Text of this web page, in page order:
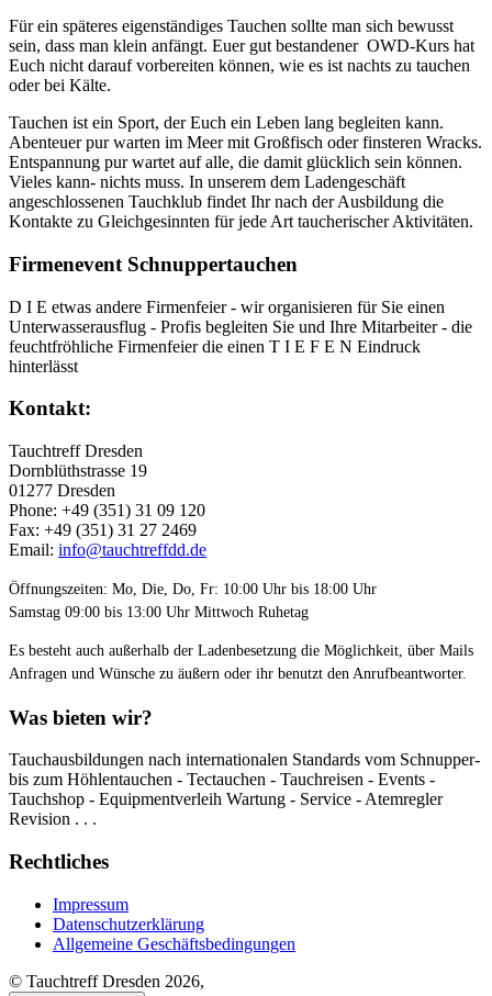
Für ein späteres eigenständiges Tauchen sollte man sich bewusst
sein, dass man klein anfängt. Euer gut bestandener OWD-Kurs hat
Euch nicht darauf vorbereiten können, wie es ist nachts zu tauchen
oder bei Kälte.
Tauchen ist ein Sport, der Euch ein Leben lang begleiten kann.
Abenteuer pur warten im Meer mit Großfisch oder finsteren Wracks.
Entspannung pur wartet auf alle, die damit glücklich sein können.
Vieles kann- nichts muss. In unserem dem Ladengeschäft
angeschlossenen Tauchklub findet Ihr nach der Ausbildung die
Kontakte zu Gleichgesinnten für jede Art taucherischer Aktivitäten.
Firmenevent Schnuppertauchen
D I E etwas andere Firmenfeier - wir organisieren für Sie einen
Unterwasserausflug - Profis begleiten Sie und Ihre Mitarbeiter - die
feuchtfröhliche Firmenfeier die einen T I E F E N Eindruck
hinterlässt
Kontakt:
Tauchtreff Dresden
Dorn­blüth­strasse 19
01277 Dres­den
Phone: +49 (351) 31 09 120
Fax: +49 (351) 31 27 2469
Email: info@tauchtreffdd.de
Öffnungszeiten: Mo, Die, Do, Fr: 10:00 Uhr bis 18:00 Uhr
Samstag 09:00 bis 13:00 Uhr Mittwoch Ruhetag
Es besteht auch außerhalb der Ladenbesetzung die Möglichkeit, über Mails
Anfragen und Wünsche zu äußern oder ihr benutzt den Anrufbeantworter.
Was bieten wir?
Tauchausbildungen nach internationalen Standards vom Schnupper-
bis zum Höhlentauchen - Tectauchen - Tauchreisen - Events -
Tauchshop - Equipmentverleih Wartung - Service - Atemregler
Revision . . .
Rechtliches
Impressum
Datenschutzerklärung
Allgemeine Geschäftsbedingungen
© Tauchtreff Dresden 2026,